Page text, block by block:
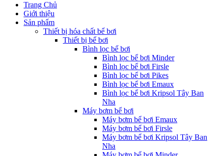
Trang Chủ
Giới thiệu
Sản phẩm
Thiết bị hóa chất bể bơi
Thiết bị bể bơi
Bình lọc bể bơi
Bình lọc bể bơi Minder
Bình lọc bể bơi Firsle
Bình lọc bể bơi Pikes
Bình lọc bể bơi Emaux
Bình lọc bể bơi Kripsol Tây Ban
Nha
Máy bơm bể bơi
Máy bơm bể bơi Emaux
Máy bơm bể bơi Firsle
Máy bơm bể bơi Kripsol Tây Ban
Nha